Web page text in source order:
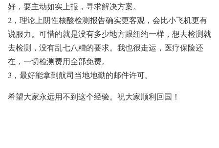
好，要主动如实上报，寻求解决方案。
2，理论上阴性核酸检测报告确实更客观，会比小飞机更有
说服力。可惜的就是没有多少地方跟纽约一样，想去检测就
去检测，没有乱七八糟的要求。我也很走运，医疗保险还
在，一切检测费用全部免费。
3，最好能拿到航司当地地勤的邮件许可。
希望大家永远用不到这个经验。祝大家顺利回国！